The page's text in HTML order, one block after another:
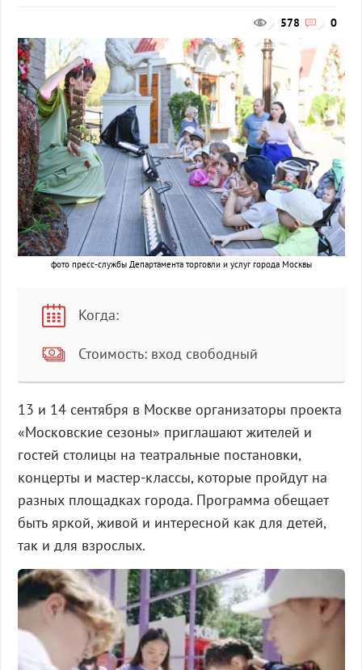
0
578
фото пресс-службы Департамента торговли и услуг города Москвы
Когда:
Стоимость: вход свободный
13 и 14 сентября в Москве организаторы проекта
«Московские сезоны» приглашают жителей и
гостей столицы на театральные постановки,
концерты и мастер-классы, которые пройдут на
разных площадках города. Программа обещает
быть яркой, живой и интересной как для детей,
так и для взрослых.